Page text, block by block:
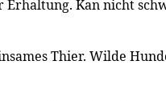
Erhaltung. Kan nicht
Thier. Wilde